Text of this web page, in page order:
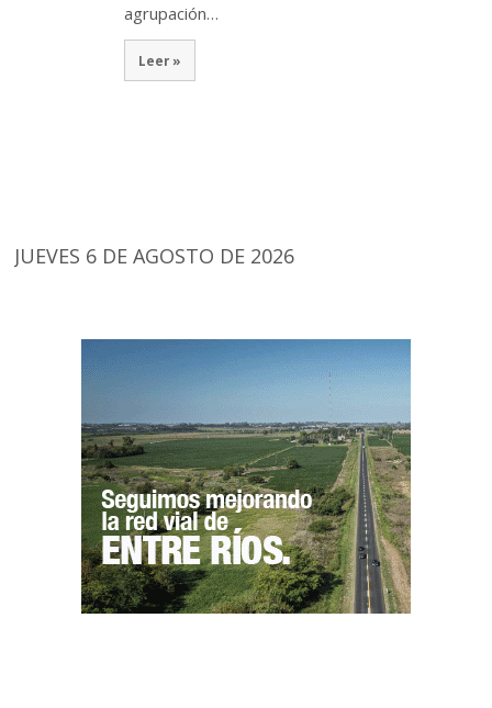
agrupación…
Leer »
JUEVES 6 DE AGOSTO DE 2026